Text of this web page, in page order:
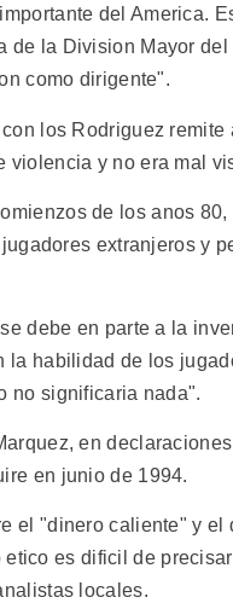
del America.
de la Division Mayor
como dirigente".
los Rodriguez remite
y no era mal
de los anos
extranjeros y
debe en parte a la
habilidad de los
no significaria nada".
en
en junio de 1994.
el "dinero caliente" y el
es dificil de
locales.